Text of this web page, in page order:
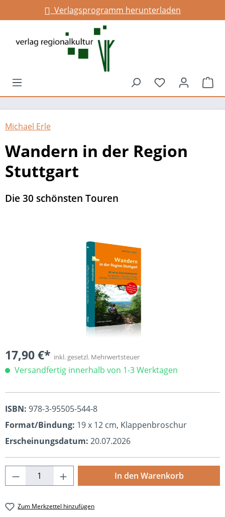
springenVerlagsprogramm herunterladen
Du hast 0
Michael Erle
Wandern in der Region
Stuttgart
Die 30 schönsten Touren
17,90 €* inkl. gesetzl. Mehrwertsteuer
Versandfertig innerhalb von 1-3 Werktagen
ISBN: 978-3-95505-544-8
Format/Bindung: 19 x 12 cm, Klappenbroschur
Erscheinungsdatum: 20.07.2026
Produkt Anzahl: Gib den gewünschten
In den Warenkorb
Zum Merkzettel hinzufügen